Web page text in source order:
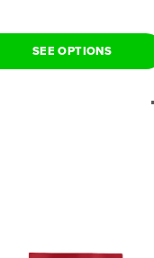
SEE OPTIONS